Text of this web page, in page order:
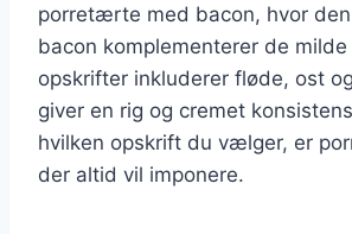
porretærte med bacon, hvor
bacon komplementerer de
opskrifter inkluderer fløde, ost
giver en rig og cremet
hvilken opskrift du vælger, er
der altid vil imponere.